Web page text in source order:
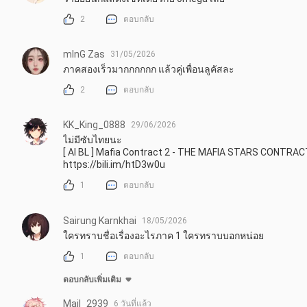
2 ตอบกลับ
mInG Zas 31/05/2026
ภาคสองเร็วมากกกกกก แล้วคู่เพื่อนลูคัสละ
2 ตอบกลับ
KK_King_0888 29/06/2026
ไม่มีซับไทยนะ
[ AI BL ] Mafia Contract 2 - THE MAFIA STARS
https://bili.im/htD3w0u
1 ตอบกลับ
Sairung Karnkhai 18/05/2026
ใครทราบชื่อเรื่องอะไรภาค 1 ใครทราบบอกหน่อย
1 ตอบกลับ
ตอบกลับเพิ่มเติม
Mail_2939 6 วันที่แล้ว